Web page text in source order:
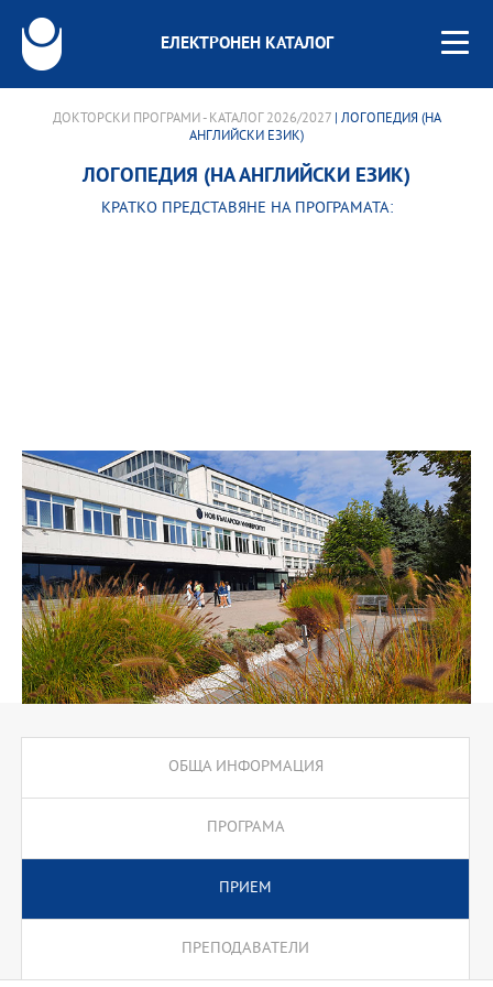
ЕЛЕКТРОНЕН КАТАЛОГ
ДОКТОРСКИ ПРОГРАМИ - КАТАЛОГ 2026/2027| ЛОГОПЕДИЯ (НА
АНГЛИЙСКИ ЕЗИК)
ЛОГОПЕДИЯ (НА АНГЛИЙСКИ ЕЗИК)
КРАТКО ПРЕДСТАВЯНЕ НА ПРОГРАМАТА:
ОБЩА ИНФОРМАЦИЯ
ПРОГРАМА
ПРИЕМ
ПРЕПОДАВАТЕЛИ